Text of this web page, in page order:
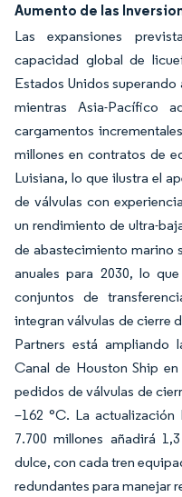
Aumento de las
Las expansiones
capacidad global de
Estados Unidos
mientras Asia-Pacífico
cargamentos
millones en contratos de
Luisiana, lo que ilustra el
de válvulas con
un rendimiento de ultra-
de abastecimiento marino
anuales para 2030, lo
conjuntos de
integran válvulas de cierre
Partners está ampliando
Canal de Houston Ship
pedidos de válvulas de
–162 °C. La
7.700 millones añadirá
dulce, con cada tren
redundantes para manejar